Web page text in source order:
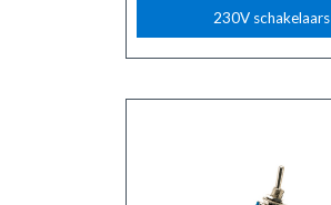
230V schakelaars